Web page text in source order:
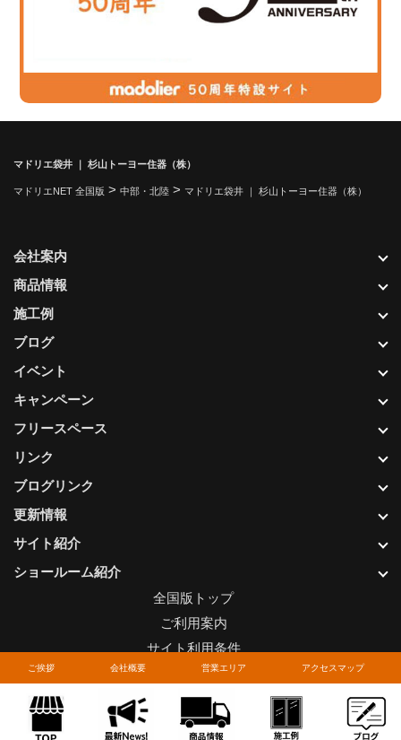
ご挨拶 会社概要 営業エリア アクセスマップ
マドリエ袋井 ｜ 杉山トーヨー住器（株）
マドリエNET 全国版 > 中部・北陸 > マドリエ袋井 ｜ 杉山トーヨー住器（株）
更新情報
サイト紹介
ショールーム紹介
会社案内
商品情報
施工例
ブログ
イベント
キャンペーン
フリースペース
リンク
ブログリンク
全国版トップ
ご利用案内
サイト利用条件
プライバシーポリシー
関連リンク
お問い合わせについて